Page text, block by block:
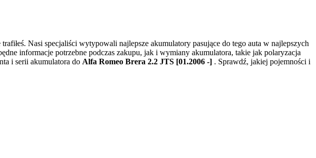
Nasi specjaliści wytypowali najlepsze akumulatory pasujące do tego auta w najlepszych
informacje potrzebne podczas zakupu, jak i wymiany akumulatora, takie jak polaryzacja
i serii akumulatora do Alfa Romeo Brera 2.2 JTS [01.2006 -] . Sprawdź, jakiej pojemności i